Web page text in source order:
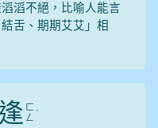
滔不絕，比喻人能言
舌、期期艾艾」相
逢 ㄈ
ㄥ ˊ